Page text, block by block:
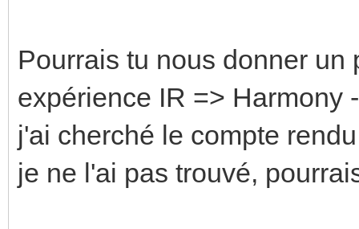
Pourrais tu nous donner
expérience IR => Harmony
j'ai cherché le compte
je ne l'ai pas trouvé,